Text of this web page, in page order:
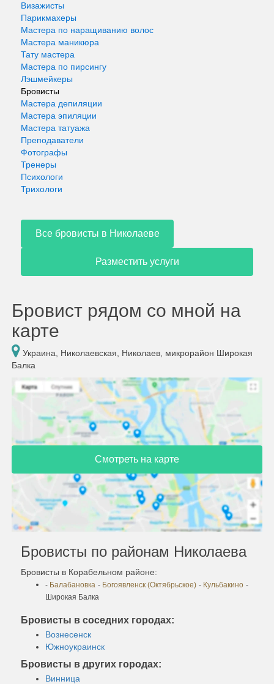
Визажисты
Парикмахеры
Мастера по наращиванию волос
Мастера маникюра
Тату мастера
Мастера по пирсингу
Лэшмейкеры
Бровисты
Мастера депиляции
Мастера эпиляции
Мастера татуажа
Преподаватели
Фотографы
Тренеры
Психологи
Трихологи
Все бровисты в Николаеве
Разместить услуги
Бровист рядом со мной на
карте
Украина, Николаевская, Николаев, микрорайон Широкая
Балка
Смотреть на карте
Бровисты по районам Николаева
Бровисты в Корабельном районе:
- Балабановка - Богоявленск (Октябрьское) - Кульбакино -
Широкая Балка
Бровисты в соседних городах:
Вознесенск
Южноукраинск
Бровисты в других городах:
Винница